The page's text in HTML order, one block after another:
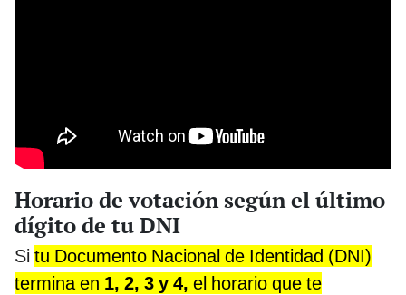
Horario de votación según el último
dígito de tu DNI
Si tu Documento Nacional de Identidad (DNI)
termina en 1, 2, 3 y 4, el horario que te